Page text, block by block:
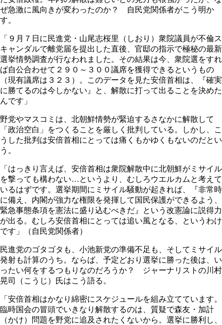
ぜ急激に風向きが変わったのか？ 自民党関係者がこう明か
す。
「９月７日に民進党・山尾志桜里（しおり）衆院議員が不倫ス
キャンダルで離党届を提出した直後、官邸の指示で極秘の最新
選挙情勢調査が行なわれました。その結果は今、衆院選をすれ
ば自公合わせて２９０～３００議席を獲得できるというもの
（現有議席は３２３）。このデータを見た安倍首相は、『確実
に勝てるのは今しかない』と、解散に打って出ることを決めた
んです」
野党やマスコミは、北朝鮮情勢が緊迫するさなかに解散して
「政治空白」をつくることを厳しく批判している。しかし、こ
うした批判は安倍首相にとっては痛くもかゆくもないのだとい
う。
「はっきり言えば、安倍首相は衆院解散中に北朝鮮がミサイル
を撃っても構わない…というより、むしろウエルカムと考えて
いるはずです。選挙期間にミサイル騒動が起きれば、『非常時
に備え、内閣が強力な権限を発揮して国民保護ができるよう、
緊急事態条項を憲法に盛り込むべきだ』という改憲論に説得力
が出る。むしろ安倍首相にとっては追い風となる、というわけ
です」（自民党関係者）
民進党のゴタゴタも、小池新党の準備不足も、そしてミサイル
発射も計算のうち。ならば、予定どおり選挙に勝った後は、い
ったい何をするつもりなのだろうか？ ジャーナリストの川村
晃司（こうじ）氏はこう語る。
「安倍首相はかなり綿密にスケジュールを組み立てています。
臨時国会の冒頭でいきなり解散するのは、質疑で森友・加計
（かけ）問題を野党に追及されたくないから。選挙に勝利し、